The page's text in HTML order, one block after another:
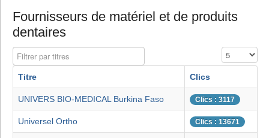
Fournisseurs de matériel et de produits
dentaires
Filtrer par titres Affichage #
Titre Clics
UNIVERS BIO-MEDICAL Burkina Faso Clics : 3117
Universel Ortho Clics : 13671